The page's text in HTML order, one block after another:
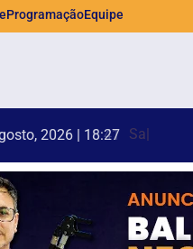
ProgramaçãoEquipe
2026 | 16:41 Samae
Princípio